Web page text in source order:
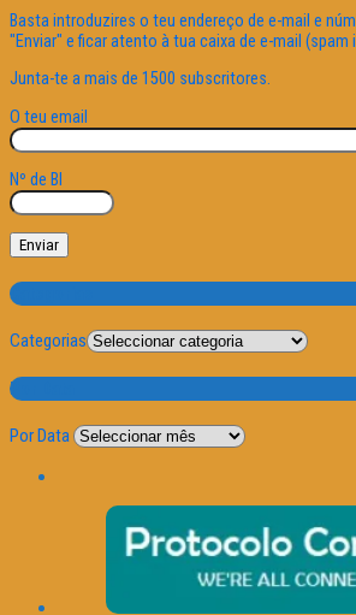
Basta introduzires o teu endereço de e-mail e
"Enviar" e ficar atento à tua caixa de e-mail (spam
Junta-te a mais de 1500 subscritores.
O teu email
Nº de BI
Categorias
Categorias
Por Data
Por Data